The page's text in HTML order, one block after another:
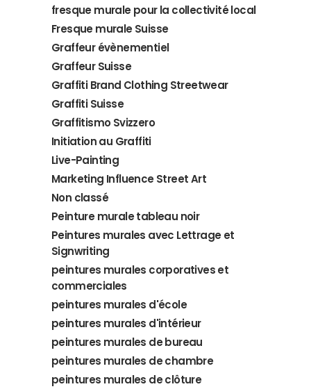
fresque murale pour la collectivité local
Fresque murale Suisse
Graffeur évènementiel
Graffeur Suisse
Graffiti Brand Clothing Streetwear
Graffiti Suisse
Graffitismo Svizzero
Initiation au Graffiti
Live-Painting
Marketing Influence Street Art
Non classé
Peinture murale tableau noir
Peintures murales avec Lettrage et
Signwriting
peintures murales corporatives et
commerciales
peintures murales d'école
peintures murales d'intérieur
peintures murales de bureau
peintures murales de chambre
peintures murales de clôture